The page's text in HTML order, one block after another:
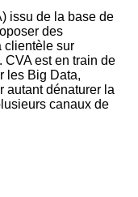
issu de la base de
des
clientèle sur
CVA est en train de
les Big Data,
autant dénaturer la
canaux de